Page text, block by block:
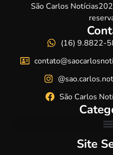
São Carlos
(16) 9.8822-
São Carlos
Site